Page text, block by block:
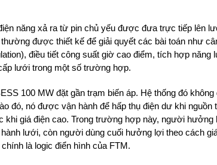
năng xả ra từ pin chủ yếu được đưa trực tiếp lên
được thiết kế để giải quyết các bài toán như
điều tiết công suất giờ cao điểm, tích hợp năng
lưới trong một số trường hợp.
100 MW đặt gần trạm biến áp. Hệ thống đó
đó, nó được vận hành để hấp thụ điện dư khi nguồn
khi giá điện cao. Trong trường hợp này, người
lưới, còn người dùng cuối hưởng lợi theo cách
là logic điển hình của FTM.